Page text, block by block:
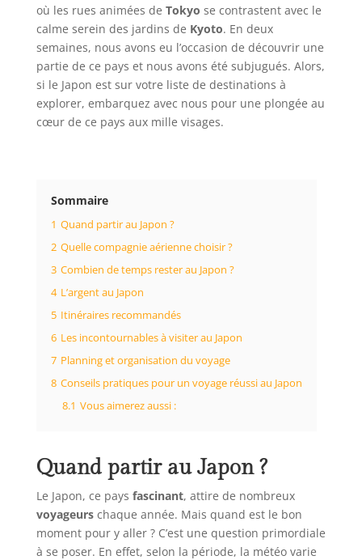
où les rues animées de Tokyo se contrastent avec le
calme serein des jardins de Kyoto. En deux
semaines, nous avons eu l’occasion de découvrir une
partie de ce pays et nous avons été subjugués. Alors,
si le Japon est sur votre liste de destinations à
explorer, embarquez avec nous pour une plongée au
cœur de ce pays aux mille visages.
Sommaire
1 Quand partir au Japon ?
2 Quelle compagnie aérienne choisir ?
3 Combien de temps rester au Japon ?
4 L’argent au Japon
5 Itinéraires recommandés
6 Les incontournables à visiter au Japon
7 Planning et organisation du voyage
8 Conseils pratiques pour un voyage réussi au Japon
8.1 Vous aimerez aussi :
Quand partir au Japon ?
Le Japon, ce pays fascinant, attire de nombreux
voyageurschaque année. Mais quand est le bon
moment pour y aller ? C’est une question primordiale
à se poser. En effet, selon la période, la météo varie